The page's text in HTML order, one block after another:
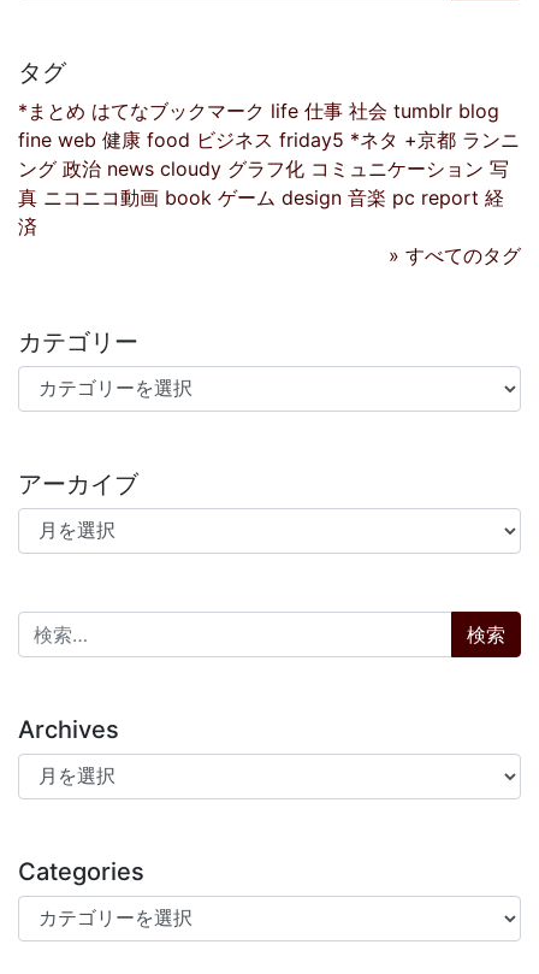
タグ
*まとめ はてなブックマーク life 仕事 社会 tumblr blog
fine web 健康 food ビジネス friday5 *ネタ +京都 ランニ
ング 政治 news cloudy グラフ化 コミュニケーション 写
真 ニコニコ動画 book ゲーム design 音楽 pc report 経
済
» すべてのタグ
カテゴリー
カテゴリー
アーカイブ
アーカイブ
検索:
Archives
Archives
Categories
Categories